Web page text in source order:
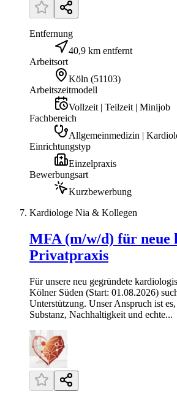
Entfernung
40,9 km entfernt
Arbeitsort
Köln (51103)
Arbeitszeitmodell
Vollzeit | Teilzeit | Minijob
Fachbereich
Allgemeinmedizin |
Einrichtungstyp
Einzelpraxis
Bewerbungsart
Kurzbewerbung
Kardiologe Nia & Kollegen
MFA (m/w/d) für neue
Privatpraxis
Für unsere neu gegründete
Kölner Süden (Start: 01.08.2026)
Unterstützung. Unser Anspruch ist
Substanz, Nachhaltigkeit und echte...